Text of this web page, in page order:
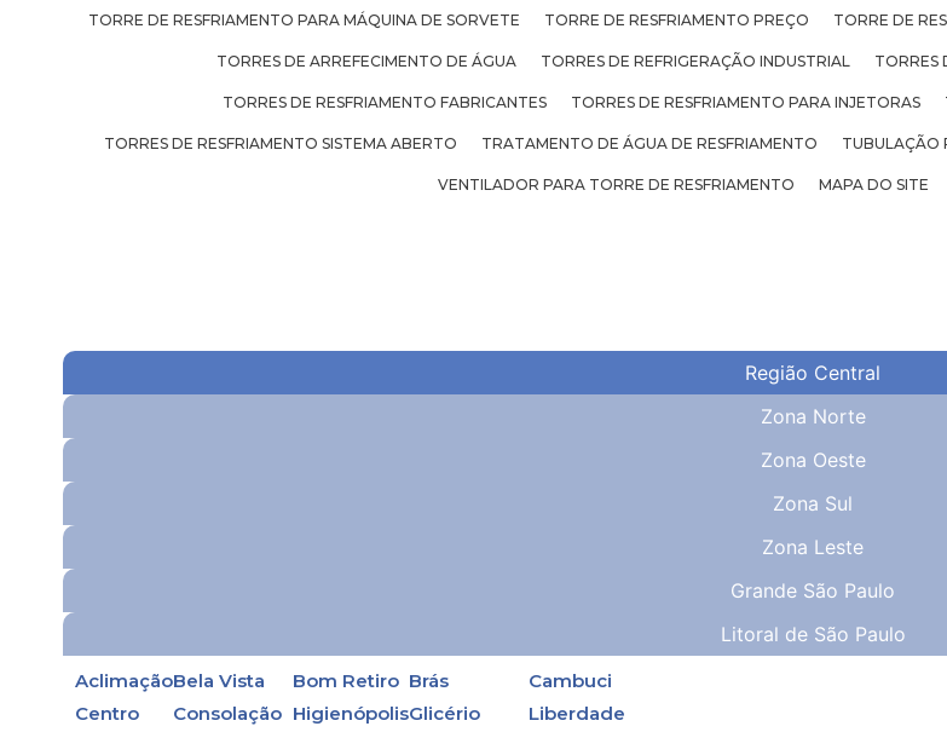
TORRE DE RESFRIAMENTO PARA MÁQUINA DE SORVETE TORRE DE RESFRIAMENTO PREÇO TORRE DE
TORRES DE ARREFECIMENTO DE ÁGUA TORRES DE REFRIGERAÇÃO INDUSTRIAL TORRES
TORRES DE RESFRIAMENTO FABRICANTES TORRES DE RESFRIAMENTO PARA INJETORAS
TORRES DE RESFRIAMENTO SISTEMA ABERTO TRATAMENTO DE ÁGUA DE RESFRIAMENTO TUBULAÇÃO
VENTILADOR PARA TORRE DE RESFRIAMENTO MAPA DO SITE
Região Central
Zona Norte
Zona Oeste
Zona Sul
Zona Leste
Grande São Paulo
Litoral de São Paulo
Aclimação
Centro
Bela Vista
Consolação
Bom Retiro
Higienópolis
Brás
Glicério
Cambuci
Liberdade